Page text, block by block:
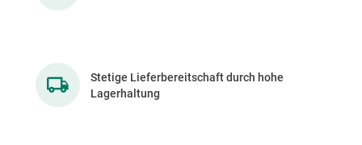
Stetige Lieferbereitschaft durch hohe
Lagerhaltung